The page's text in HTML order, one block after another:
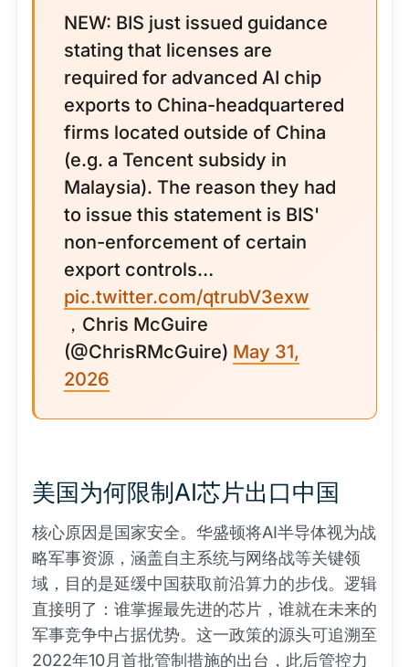
NEW: BIS just issued guidance
stating that licenses are
required for advanced AI chip
exports to China-headquartered
firms located outside of China
(e.g. a Tencent subsidy in
Malaysia). The reason they had
to issue this statement is BIS'
non-enforcement of certain
export controls…
pic.twitter.com/qtrubV3exw
，Chris McGuire
(@ChrisRMcGuire) May 31,
2026
美国为何限制AI芯片出口中国
核心原因是国家安全。华盛顿将AI半导体视为战
略军事资源，涵盖自主系统与网络战等关键领
域，目的是延缓中国获取前沿算力的步伐。逻辑
直接明了：谁掌握最先进的芯片，谁就在未来的
军事竞争中占据优势。这一政策的源头可追溯至
2022年10月首批管制措施的出台，此后管控力